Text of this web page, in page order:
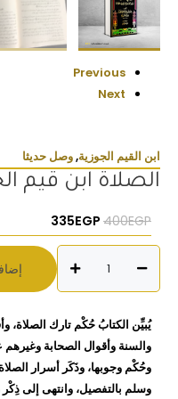
Previous
Next
ابن القيم الجوزية,وصل حديثا
الصلاة ابن قيم
400EGP السعر الأصلي هو: 400EGP.
335EGP
الصلاة
ابن
قيم
الجوزية
يُبيِّن الكتابُ حُكْم تارك الصلاة،
والسنة وأقوال الصحابة
وحُكْم وجوبها، وذَكَر أسرار
وسلم بالتفصيل، وانتهى إلى